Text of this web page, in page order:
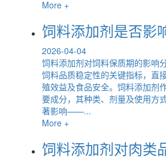
More +
饲料添加剂是否影
2026-04-04
饲料添加剂对饲料保质期的影响
饲料品质稳定性的关键指标，直
殖效益及食品安全。饲料添加剂
要成分，其种类、剂量及使用方
著影响——...
More +
饲料添加剂对肉类